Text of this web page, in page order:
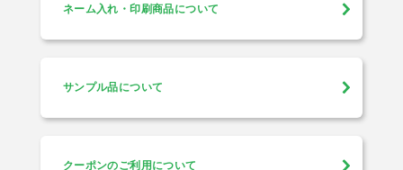
ネーム入れ・印刷商品について
サンプル品について
クーポンのご利用について